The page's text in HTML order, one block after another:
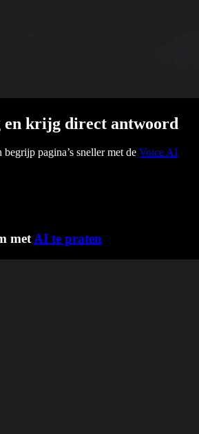
en krijg direct antwoord
pagina’s sneller met de Voice AI
met AI te praten